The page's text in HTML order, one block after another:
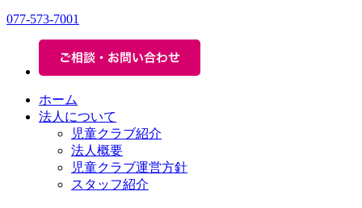
077-573-7001
ホーム
法人について
児童クラブ紹介
法人概要
児童クラブ運営方針
スタッフ紹介